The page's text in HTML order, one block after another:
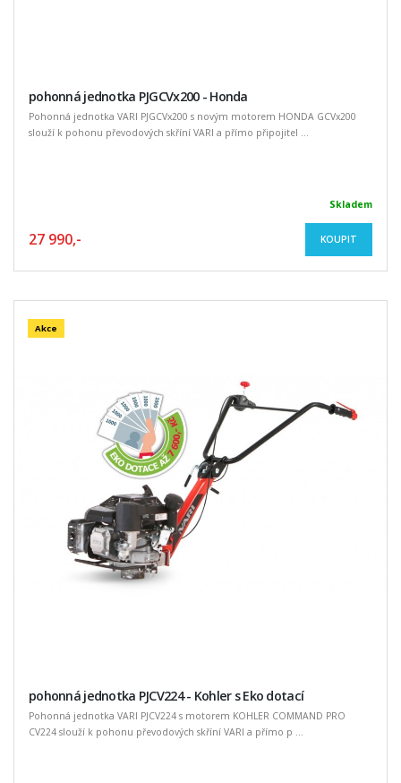
pohonná jednotka PJGCVx200 - Honda
Pohonná jednotka VARI PJGCVx200 s novým motorem HONDA GCVx200
slouží k pohonu převodových skříní VARI a přímo připojitel ...
Skladem
27 990,- KOUPIT
Akce
pohonná jednotka PJCV224 - Kohler s Eko dotací
Pohonná jednotka VARI PJCV224 s motorem KOHLER COMMAND PRO
CV224 slouží k pohonu převodových skříní VARI a přímo p ...